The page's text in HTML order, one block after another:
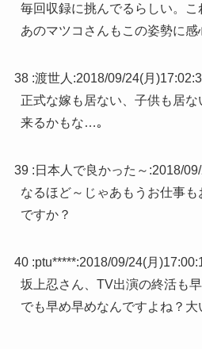
毎回収録に挑んでるらしい。こ
あのマツコさんもこの姿勢に感
38 :渡世人 :2018/09/24(月
正式な嫁も居ない、子供も居
来るかもな…｡
39 : 日本人で良かった～ :2018/
なるほど～じゃあもうお仕事
ですか？
40 :ptu*****:2018/09/24(月
坂上忍さん、TV出演の終活も
でも早め早めなんですよね？大